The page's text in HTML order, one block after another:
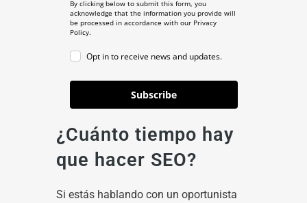
By clicking below to submit this form, you
acknowledge that the information you provide will
be processed in accordance with our Privacy
Policy.
Opt in to receive news and updates.
Subscribe
¿Cuánto tiempo hay
que hacer SEO?
Si estás hablando con un oportunista